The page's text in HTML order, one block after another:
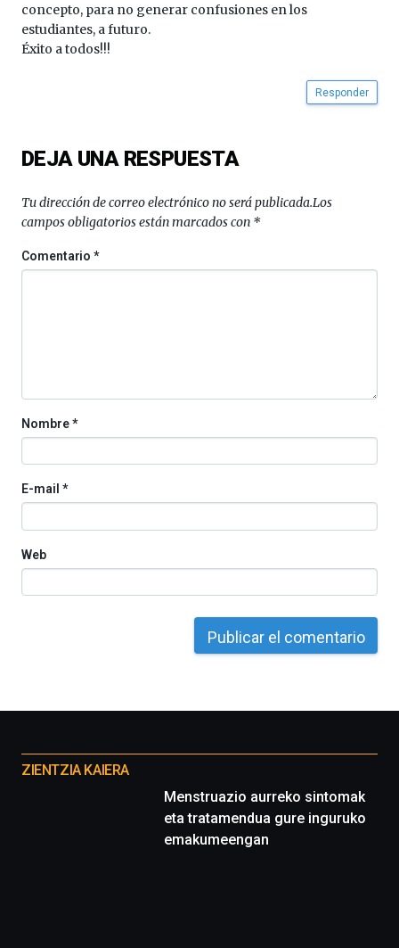
concepto, para no generar confusiones en los
estudiantes, a futuro.
Éxito a todos!!!
Responder
DEJA UNA RESPUESTA
Tu dirección de correo electrónico no será publicada.Los
campos obligatorios están marcados con *
Comentario*
Nombre*
E-mail *
Web
proyectos
ZIENTZIA KAIERA
Menstruazio aurreko sintomak
eta tratamendua gure inguruko
emakumeengan